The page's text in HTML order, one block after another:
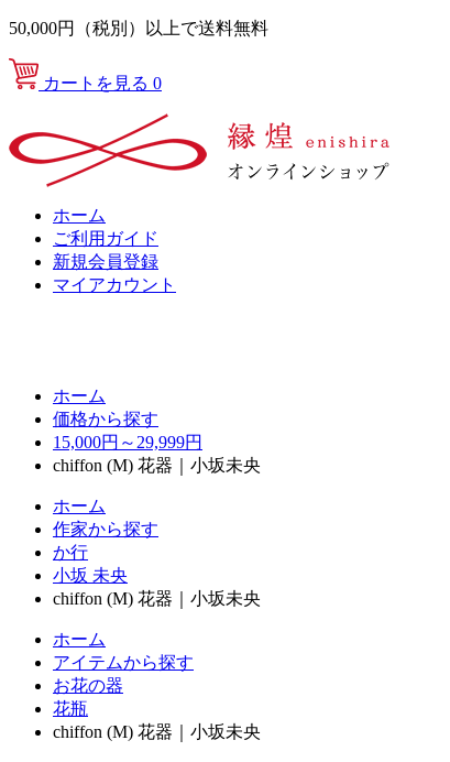
50,000円（税別）以上で送料無料
カートを見る 0
ホーム
ご利用ガイド
新規会員登録
マイアカウント
ホーム
価格から探す
15,000円～29,999円
chiffon (M) 花器｜小坂未央
ホーム
作家から探す
か行
小坂 未央
chiffon (M) 花器｜小坂未央
ホーム
アイテムから探す
お花の器
花瓶
chiffon (M) 花器｜小坂未央